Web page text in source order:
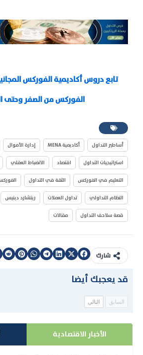
الفوركس من الصفر وحتى
أساطير التداول أكاديمية MENA إدارة الأموال
استراتيجيات التداول اقتصاد الانضباط العقلي
التعليم في الفوركس الثقة في التداول
النظام التداولي تداول العملات ريتشارد دينيس
قصة سلاحف التداول مقالات
شارك
قد يعجبك أيضا
السابق التالي
الأخبار الاقتصادية